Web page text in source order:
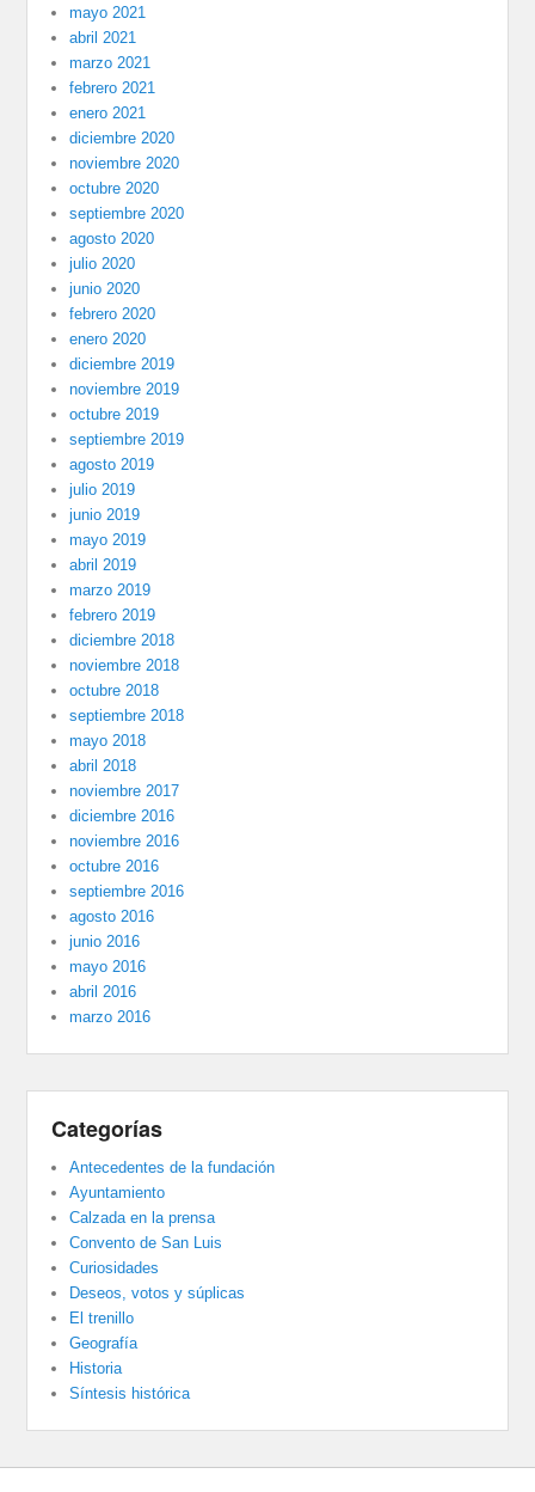
mayo 2021
abril 2021
marzo 2021
febrero 2021
enero 2021
diciembre 2020
noviembre 2020
octubre 2020
septiembre 2020
agosto 2020
julio 2020
junio 2020
febrero 2020
enero 2020
diciembre 2019
noviembre 2019
octubre 2019
septiembre 2019
agosto 2019
julio 2019
junio 2019
mayo 2019
abril 2019
marzo 2019
febrero 2019
diciembre 2018
noviembre 2018
octubre 2018
septiembre 2018
mayo 2018
abril 2018
noviembre 2017
diciembre 2016
noviembre 2016
octubre 2016
septiembre 2016
agosto 2016
junio 2016
mayo 2016
abril 2016
marzo 2016
Categorías
Antecedentes de la fundación
Ayuntamiento
Calzada en la prensa
Convento de San Luis
Curiosidades
Deseos, votos y súplicas
El trenillo
Geografía
Historia
Síntesis histórica